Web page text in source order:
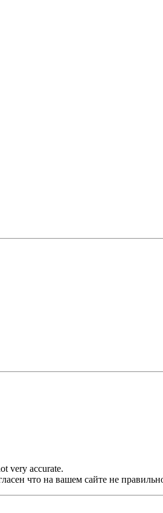
very accurate.
что на вашем сайте не